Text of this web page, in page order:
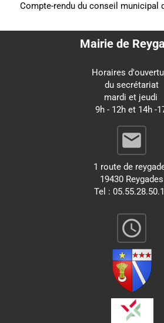
Compte-rendu du conseil municipal
Mairie de
Horaires
du secrétariat
mardi et jeudi
9h - 12h et 14h -
email
1 route de
19430 Reygades
Tel :
query_builder